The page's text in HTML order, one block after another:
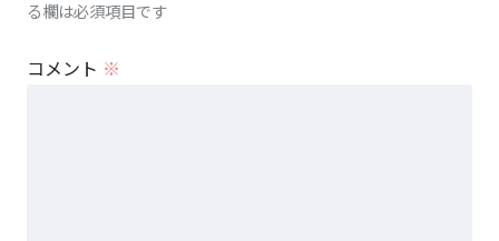
る欄は必須項目です
コメント ※